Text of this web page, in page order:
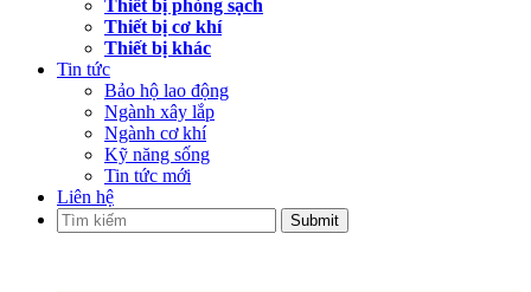
Thiết bị phòng sạch
Thiết bị cơ khí
Thiết bị khác
Tin tức
Bảo hộ lao động
Ngành xây lắp
Ngành cơ khí
Kỹ năng sống
Tin tức mới
Liên hệ
Submit